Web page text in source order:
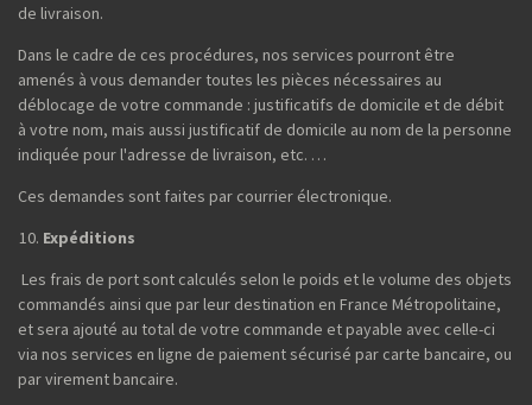
de livraison.
Dans le cadre de ces procédures, nos services pourront être
amenés à vous demander toutes les pièces nécessaires au
déblocage de votre commande : justificatifs de domicile et de débit
à votre nom, mais aussi justificatif de domicile au nom de la personne
indiquée pour l'adresse de livraison, etc. …
Ces demandes sont faites par courrier électronique.
Expéditions
Les frais de port sont calculés selon le poids et le volume des objets
commandés ainsi que par leur destination en France Métropolitaine,
et sera ajouté au total de votre commande et payable avec celle-ci
via nos services en ligne de paiement sécurisé par carte bancaire, ou
par virement bancaire.